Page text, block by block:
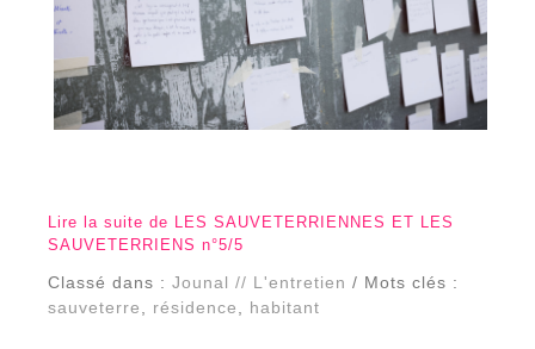
Lire la suite de LES SAUVETERRIENNES ET LES
SAUVETERRIENS n°5/5
Classé dans : Jounal // L'entretien / Mots clés :
sauveterre, résidence, habitant